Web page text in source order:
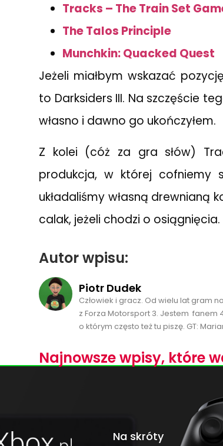
Tracks – The Train Set
The Talos Principle
Munchkin: Quacked Quest
Jeżeli miałbym wskazać
to Darksiders III. Na szczęście
własno i dawno go ukończyłem.
Z kolei (cóż za gra słów)
produkcja, w której cofniemy
układaliśmy własną drewnianą
calak, jeżeli chodzi o osiągnięcia.
Autor wpisu:
Piotr Dudek
Człowiek i gracz. Od wielu lat gram
z Forza Motorsport 3. Jestem fanem
o którym często też tu piszę. GT:
Najnowsze wpisy, które
Na skróty